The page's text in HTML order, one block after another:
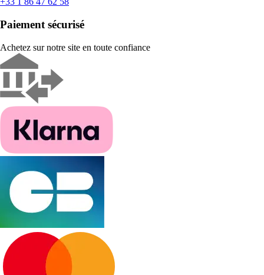
Paiement sécurisé
Achetez sur notre site en toute confiance